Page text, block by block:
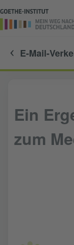
E-Mail-
Ein
zum